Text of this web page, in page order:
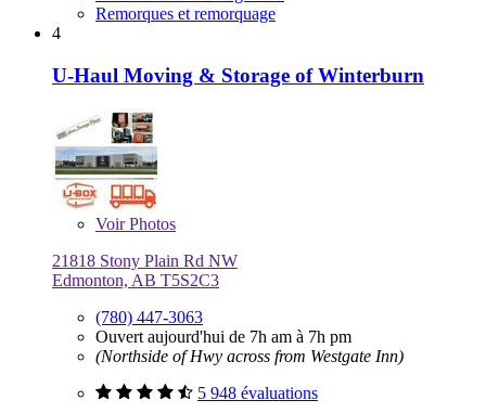
Remorques et remorquage
4
U-Haul Moving & Storage of Winterburn
VoirPhotos
21818 Stony Plain Rd NW
Edmonton, AB T5S2C3
(780) 447-3063
Ouvert aujourd'hui de 7h am à 7h pm
(Northside of Hwy across from Westgate Inn)
5 948 évaluations